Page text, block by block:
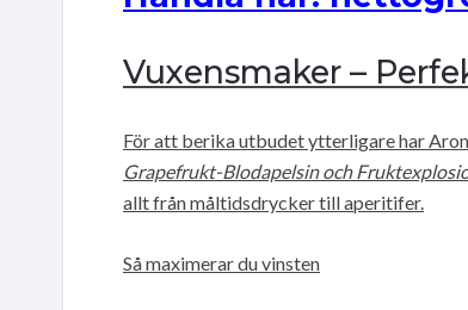
Vuxensmaker –
För att berika utbudet ytterligare har
Grapefrukt-Blodapelsin och
allt från måltidsdrycker till aperitifer.
Så maximerar du vinsten